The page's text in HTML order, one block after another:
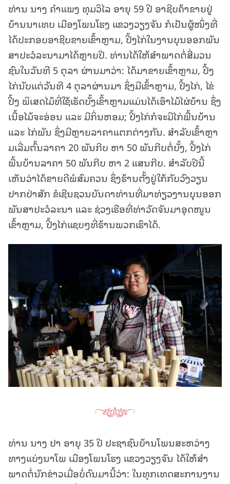
ທ່ານ ນາງ ຄໍາແພງ ທຸມວິໄລ ອາຍຸ 59 ປີ ອາຊີບຄ້າຂາຍຢູ່
ບ້ານນາເທບ ເມືອງໂພນໂຮງ ແຂວງວຽງຈັນ ກໍເປັນຜູ້ໜຶ່ງທີ່
ໄດ້ປະກອບອາຊີບຂາຍເຂົ້າຫຼາມ, ປີ້ງໄກ່ໃນງານບຸນອອກພັນ
ສາປະວໍລະນາມາໄດ້ຫຼາຍປີ. ທ່ານໄດ້ໃຫ້ສໍາພາດຕໍ່ສື່ມວນ
ຊົນໃນວັນທີ 5 ຕຸລາ ຜ່ານມາວ່າ: ໄດ້ມາຂາຍເຂົ້າຫຼາມ, ປີ້ງ
ໄກ່ນັບແຕ່ວັນທີ 4 ຕຸລາຜ່ານມາ ຊຶ່ງມີເຂົ້າຫຼາມ, ປີ້ງໄກ່, ໄຂ່
ປີ້ງ ພິເສດໄມ້ທີ່ໃຊ້ເຮັດບັ້ງເຂົ້າຫຼາມແມ່ນໄດ້ເອົາໄມ້ໄຜ່ບ້ານ ຊຶ່ງ
ເນື້ອໄມ້ຈະອ່ອນ ແລະ ມີກິ່ນຫອມ; ປີ້ງໄກ່ກໍຈະມີໄກ່ພື້ນບ້ານ
ແລະ ໄກ່ພັນ ຊຶ່ງມີຫຼາຍລາຄາແຕກຕ່າງກັນ. ສໍາລັບເຂົ້າຫຼາ
ມເລີ່ມຕົ້ນລາຄາ 20 ພັນກີບ ຫາ 50 ພັນກີບຕໍ່ບັ້ງ, ປີ້ງໄກ່
ພື້ນບ້ານລາຄາ 50 ພັນກີບ ຫາ 2 ແສນກີບ. ສໍາລັບປີນີ້
ເຫັນວ່າໄດ້ຂາຍດີພໍສົມຄວນ ຊຶ່ງຮ້ານຕັ້ງຢູ່ໃກ້ກັບວົງວຽນ
ປາກປ່າສັກ ຂໍເຊີນຊວນບັນດາທ່ານທີ່ມາທ່ຽວງານບຸຸນອອກ
ພັນສາປະວໍລະນາ ແລະ ຊ່ວງເຮືອທີ່ທ່າວັດຈັນມາອຸດໜູນ
ເຂົ້າຫຼາມ, ປີ້ງໄກ່ແຊບໆທີ່ຮ້ານພວກເຮົາໄດ້.
ທ່ານ ນາງ ປາ ອາຍຸ 35 ປີ ປະຊາຊົນບ້ານໂພນສະຫວ່າງ
ທາງແບ່ງນາໂພ ເມືອງໂພນໂຮງ ແຂວງວຽງຈັນ ໄດ້ໃຫ້ສໍາ
ພາດຕໍ່ນັກຂ່າວເມື່ອບໍ່ດົນມານີ້ວ່າ: ໃນທຸກເທດສະການງານ